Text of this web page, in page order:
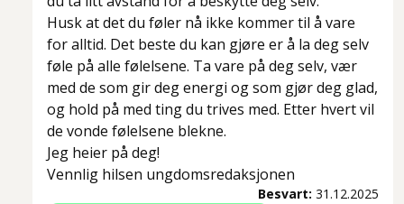
Husk at det du føler nå ikke kommer til å vare
for alltid. Det beste du kan gjøre er å la deg selv
føle på alle følelsene. Ta vare på deg selv, vær
med de som gir deg energi og som gjør deg glad,
og hold på med ting du trives med. Etter hvert vil
de vonde følelsene blekne.
Jeg heier på deg!
Vennlig hilsen ungdomsredaksjonen
Besvart: 31.12.2025